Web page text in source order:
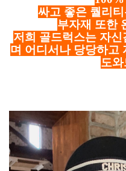
싸고 좋은 퀄리
부자재 또한
저희 골드럭스는 자신
며 어디서나 당당하고
도